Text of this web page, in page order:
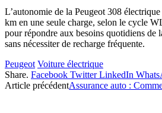
L’autonomie de la Peugeot 308
km en une seule charge, selon le cycle
pour répondre aux besoins quotidiens de
sans nécessiter de recharge fréquente.
Peugeot Voiture électrique
Share. Facebook Twitter LinkedIn
Article précédentAssurance auto :